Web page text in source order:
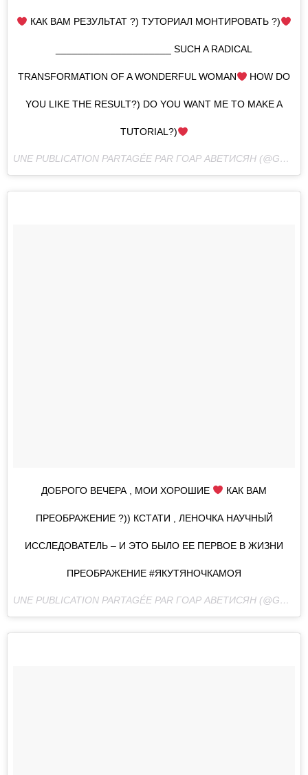
КАК ВАМ РЕЗУЛЬТАТ ?) ТУТОРИАЛ МОНТИРОВАТЬ ?)
_____________________ SUCH A RADICAL
TRANSFORMATION OF A WONDERFUL WOMAN HOW DO
YOU LIKE THE RESULT?) DO YOU WANT ME TO MAKE A
TUTORIAL?)
UNE PUBLICATION PARTAGÉE PAR ГОАР АВЕТИСЯН (@GOAR_AVETISYAN) LE
ДОБРОГО ВЕЧЕРА , МОИ ХОРОШИЕ КАК ВАМ
ПРЕОБРАЖЕНИЕ ?)) КСТАТИ , ЛЕНОЧКА НАУЧНЫЙ
ИССЛЕДОВАТЕЛЬ – И ЭТО БЫЛО ЕЕ ПЕРВОЕ В ЖИЗНИ
ПРЕОБРАЖЕНИЕ #ЯКУТЯНОЧКАМОЯ
UNE PUBLICATION PARTAGÉE PAR ГОАР АВЕТИСЯН (@GOAR_AVETISYAN) LE